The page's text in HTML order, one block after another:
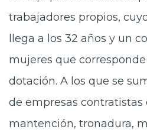
trabajadores propios,
llega a los 32 años y un
mujeres que corresponde
dotación. A los que se
de empresas contratistas
mantención, tronadura,